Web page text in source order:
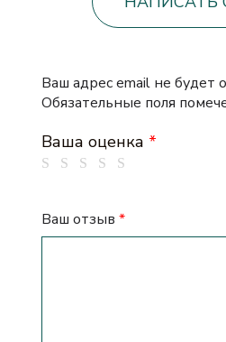
Ваш адрес email не будет
Обязательные поля
Ваша оценка *
Ваш отзыв *